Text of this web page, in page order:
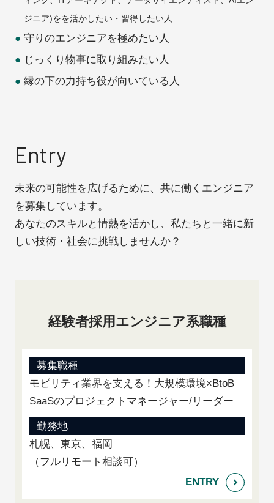
ジニア)をを活かしたい・習得したい人
守りのエンジニアを極めたい人
じっくり物事に取り組みたい人
縁の下の力持ち役が向いている人
Entry
未来の可能性を広げるために、共に働くエンジニア
を募集しています。
あなたのスキルと情熱を活かし、私たちと一緒に新
しい技術・社会に挑戦しませんか？
経験者採用 エンジニア系職種
募集職種
モビリティ業界を支える！大規模環境×BtoB
SaaSのプロジェクトマネージャー/リーダー
勤務地
札幌、東京、福岡
（フルリモート相談可）